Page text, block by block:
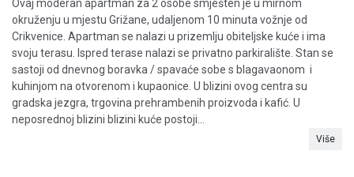
Ovaj moderan apartman za 2 osobe smješten je u mirnom
okruženju u mjestu Grižane, udaljenom 10 minuta vožnje od
Crikvenice. Apartman se nalazi u prizemlju obiteljske kuće i ima
svoju terasu. Ispred terase nalazi se privatno parkiralište. Stan se
sastoji od dnevnog boravka / spavaće sobe s blagavaonom i
kuhinjom na otvorenom i kupaonice. U blizini ovog centra su
gradska jezgra, trgovina prehrambenih proizvoda i kafić. U
neposrednoj blizini blizini kuće postoji...
Više